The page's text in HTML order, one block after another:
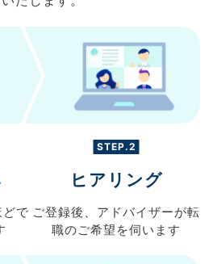
どで
STEP.2
ヒアリング
ご登録後、 アドバイザーが転
職のご希望を伺います